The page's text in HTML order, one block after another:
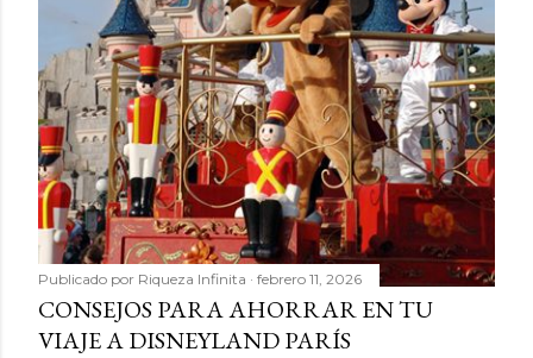
Publicado por Riqueza Infinita febrero 11, 2026
CONSEJOS PARA AHORRAR EN TU
VIAJE A DISNEYLAND PARÍS